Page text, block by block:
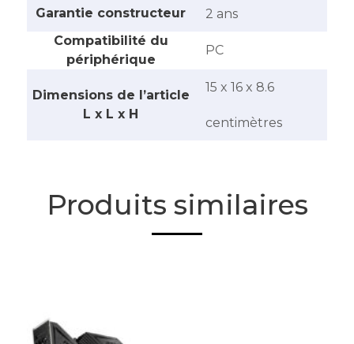
Garantie constructeur
‎2 ans
Compatibilité du
périphérique
‎PC
Dimensions de l’article
L x L x H
‎15 x 16 x 8.6
centimètres
Produits similaires